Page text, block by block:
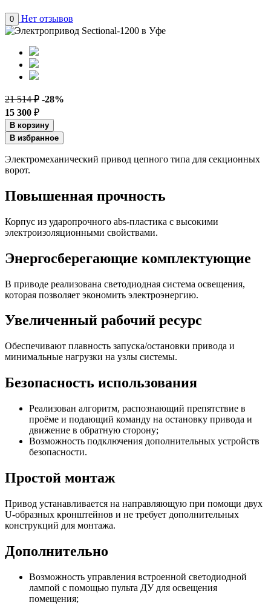
0 Нет отзывов
21 514 ₽ -28%
15 300 ₽
В корзину
В избранное
Электромеханический привод цепного типа для секционных
ворот.
Повышенная прочность
Корпус из ударопрочного abs-пластика с высокими
электроизоляционными свойствами.
Энергосберегающие комплектующие
В приводе реализована светодиодная система освещения,
которая позволяет экономить электроэнергию.
Увеличенный рабочий ресурс
Обеспечивают плавность запуска/остановки привода и
минимальные нагрузки на узлы системы.
Безопасность использования
Реализован алгоритм, распознающий препятствие в
проёме и подающий команду на остановку привода и
движение в обратную сторону;
Возможность подключения дополнительных устройств
безопасности.
Простой монтаж
Привод устанавливается на направляющую при помощи двух
U-образных кронштейнов и не требует дополнительных
конструкций для монтажа.
Дополнительно
Возможность управления встроенной светодиодной
лампой с помощью пульта ДУ для освещения
помещения;